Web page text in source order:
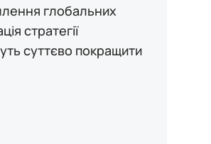
глобальних
стратегії
суттєво покращити